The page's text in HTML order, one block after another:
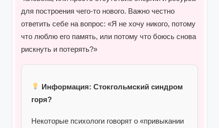
для построения чего-то нового. Важно честно
ответить себе на вопрос: «Я не хочу никого, потому
что люблю его память, или потому что боюсь снова
рискнуть и потерять?»
Информация: Стокгольмский синдром
горя?
Некоторые психологи говорят о «привыкании